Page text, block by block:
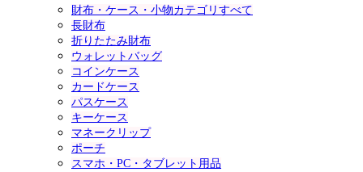
財布・ケース・小物カテゴリすべて
長財布
折りたたみ財布
ウォレットバッグ
コインケース
カードケース
パスケース
キーケース
マネークリップ
ポーチ
スマホ・PC・タブレット用品